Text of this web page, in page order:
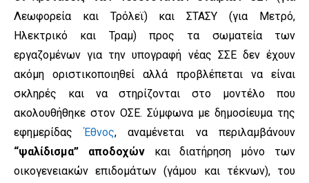
Λεωφορεία και Τρόλεϊ) και ΣΤΑΣΥ (για Μετρό,
Ηλεκτρικό και Τραμ) προς τα σωματεία των
εργαζομένων για την υπογραφή νέας ΣΣΕ δεν έχουν
ακόμη οριστικοποιηθεί αλλά προβλέπεται να είναι
σκληρές και να στηρίζονται στο μοντέλο που
ακολουθήθηκε στον ΟΣΕ. Σύμφωνα με δημοσίευμα της
εφημερίδαςΈθνος, αναμένεται να περιλαμβάνουν
“ψαλίδισμα” αποδοχώνκαι διατήρηση μόνο των
οικογενειακών επιδομάτων (γάμου και τέκνων), του